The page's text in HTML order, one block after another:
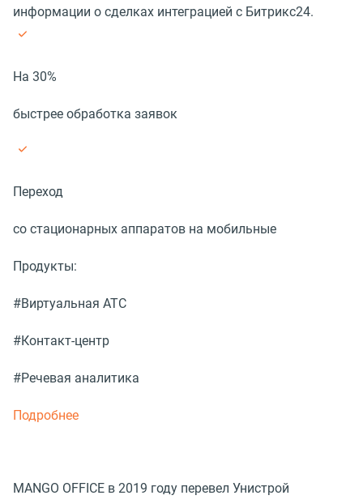
информации о сделках интеграцией с Битрикс24.
На 30%
быстрее обработка заявок
Переход
со стационарных аппаратов на мобильные
Продукты:
#Виртуальная АТС
#Контакт-центр
#Речевая аналитика
Подробнее
MANGO OFFICE в 2019 году перевел Унистрой